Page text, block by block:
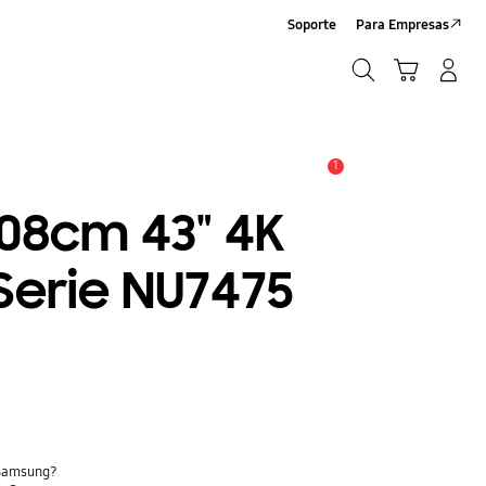
Soporte Para Empresas
1
43" 4K
NU7475